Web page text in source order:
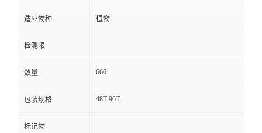
适应物种 植物
检测限
数量 666
包装规格 48T 96T
标记物